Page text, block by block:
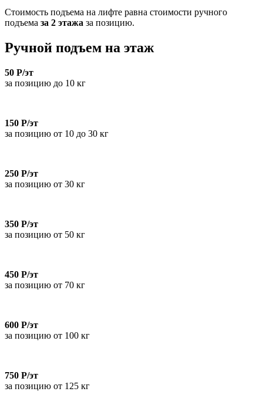
Стоимость подъема на лифте равна стоимости ручного
подъема за 2 этажа за позицию.
Ручной подъем на этаж
50 Р/эт
за позицию до 10 кг
150 Р/эт
за позицию от 10 до 30 кг
250 Р/эт
за позицию от 30 кг
350 Р/эт
за позицию от 50 кг
450 Р/эт
за позицию от 70 кг
600 Р/эт
за позицию от 100 кг
750 Р/эт
за позицию от 125 кг